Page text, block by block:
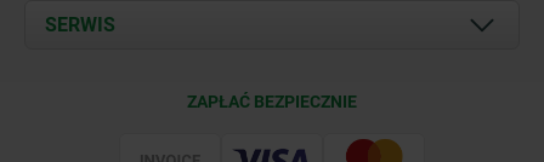
Kontakt
Documents
SERWIS
ZAPŁAĆ BEZPIECZNIE